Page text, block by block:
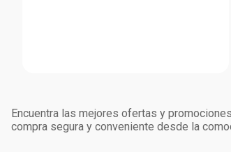
Encuentra las mejores ofertas y
compra segura y conveniente desde la